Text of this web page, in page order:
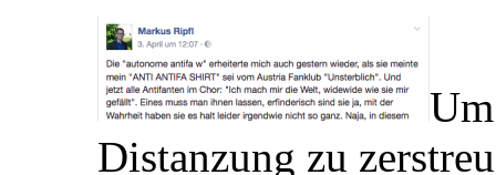
Distanzung zu